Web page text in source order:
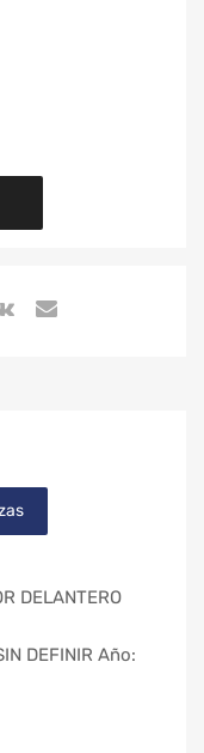
DELANTERO
DEFINIR Año: